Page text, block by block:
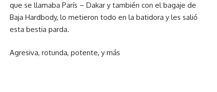
que se llamaba París – Dakar y también con el bagaje de
Baja Hardbody, lo metieron todo en la batidora y les salió
esta bestia parda.
Agresiva, rotunda, potente, y más